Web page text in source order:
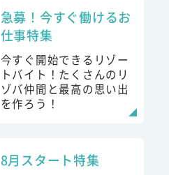
急募！今すぐ働けるお
仕事特集
今すぐ開始できるリゾー
トバイト！たくさんのリ
ゾバ仲間と最高の思い出
を作ろう！
8月スタート特集